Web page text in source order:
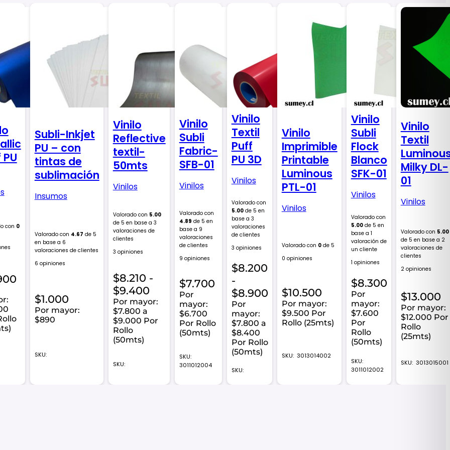
con 0
Subli-Inkjet
PU – con
tintas de
sublimación
Insumos
Valorado con 4.67 de 5
en base a 6
valoraciones de clientes
6 opiniones
$1.000
Por mayor:
$890
SKU:
Vinilo
Reflective
textil-
50mts
Vinilos
Valorado con 5.00
de 5 en base a 3
valoraciones de
clientes
3 opiniones
$8.210 -
$9.400Rango
de
precios:
desde
$8.210
$9.400
Por mayor:
$7.800 a
$9.000 Por
Rollo
(50mts)
SKU:
Vinilo
Subli
Fabric-
SFB-01
Vinilos
Valorado con
4.89 de 5 en
base a 9
valoraciones
de clientes
9 opiniones
$7.700
Por
mayor:
$6.700
Por Rollo
(50mts)
SKU:
3011012004
Vinilo
Textil
Puff
PU 3D
Vinilos
Valorado con
5.00de 5 en
base a 3
valoraciones
de clientes
3 opiniones
$8.200
-
$8.900Rango
precios:
$8.200
hasta
Por
mayor:
$7.800 a
$8.400
Por Rollo
(50mts)
SKU:
Vinilo
Imprimible
Printable
Luminous
PTL-01
Vinilos
Valorado con 0de 5
0 opiniones
$10.500
Por mayor:
$9.500 Por
Rollo (25mts)
SKU: 3013014002
Vinilo
Subli
Flock
Blanco
SFK-01
Vinilos
Valorado con
5.00de 5 en
base a 1
valoración de
un cliente
1 opiniones
$8.300
Por
mayor:
$7.600
Por
Rollo
(50mts)
SKU:
3011012002
Vinilo
Textil
Milky DL-
01
Vinilos
Valorado con 5.00
de 5 en base a 2
valoraciones de
clientes
2 opiniones
$13.000
Por mayor:
$12.000 Por
Rollo
(25mts)
SKU: 3013015001